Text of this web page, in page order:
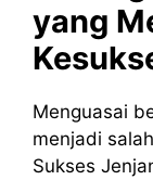
yang
Menguasai
menjadi
Sukses